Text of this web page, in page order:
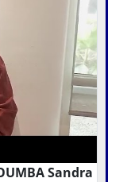
Sandra